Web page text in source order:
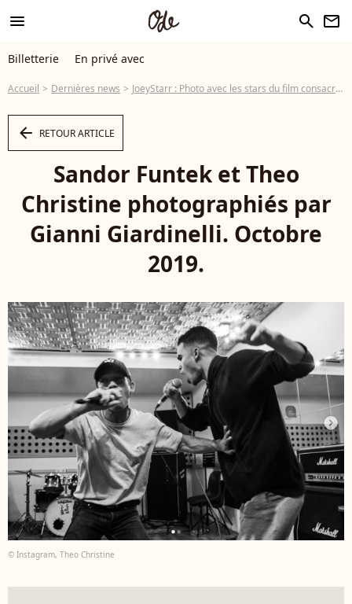
menu search newsletter
Billetterie En privé avec
Accueil Dernières news JoeyStarr : Photo avec les stars du film consacré à NTM
arrow_left RETOUR ARTICLE
Sandor Funtek et Theo
Christine photographiés par
Gianni Giardinelli. Octobre
2019.
© Instagram, Theo Christine